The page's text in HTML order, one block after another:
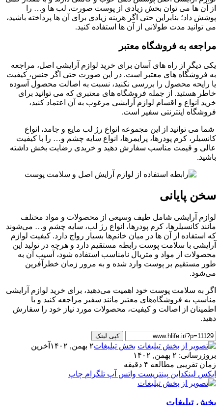
از آن ها می توان بخش زیادی از پوست صورت، لب ها و… را
پوشش داد؛ بنابراین حتی اگر هزینه زیادی برای آن ها پرداخته باشید،
می توانید مدت طولانی از آن ها استفاده کنید.
مراجعه به فروشگاه معتبر
یکی دیگر از راه های آسان برای خرید لوازم آرایشی اصل، مراجعه
به فروشگاه های معتبر است. در این صورت حتی اگر جنس، کیفیت
یا رایحه محصول را بررسی نکنید، نسبت به اصالت محصول آسوده
خاطر هستید. از جمله فروشگاه های معتبری که می توانید برای
خرید انواع و اقسام لوازم آرایشی مرغوب به آن اعتماد کنید،
فروشگاه اینترنتی سفیر است.
شما می توانید از این مجموعه انواع رژ لب مایع و جامد، انواع
کانسیلر، کرم پودرها، پرایمرها، انواع سایه چشم و… را با کیفیت
عالی و قیمت مناسب سفارش دهید و خریدی رضایت بخش داشته
باشید.
سخن پایانی
لوازم آرایشی شامل طیف وسیعی از محصولات و مواد مختلف
مانند کانسیلرها، کرم پودرها، انواع رژ لب، سایه چشم و… می‌شوند
که استفاده از آن ها در میان خانم‌ها بسیار رواج دارد. کیفیت لوازم
آرایشی با سلامت پوست رابطه مستقیم دارد و هرچه در تولید این
محصولات از مواد و متریال نامناسب استفاده شود، آسیب آن به
طور مستقیم بر پوست وارد شده و به مرور زمان خطرآفرین
می‌شود.
اگر به سلامت پوست خود اهمیت می‌دهید، برای خرید لوازم آرایشی
مناسب به فروشگاه‌های معتبر مانند سفیر مراجعه کنید و با
اطمینان از اصالت و کیفیت، محصولات مورد نیاز خود را سفارش
دهید.
کپی لینک
بخش تبلیغات۲ بهمن, ۱۴۰۲
آخرین
بروزرسانی: ۲ بهمن, ۱۴۰۲
زمان تقریبی مطالعه ۴ دقیقه
ایکس لینکداین پینتریست واتس آپ تلگرام چاپ
بخش تبلیغات